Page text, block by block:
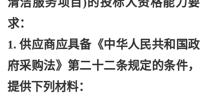
求：
1. 供应商应具备《中华人民共和国政
府采购法》第二十二条规定的条件，
提供下列材料：